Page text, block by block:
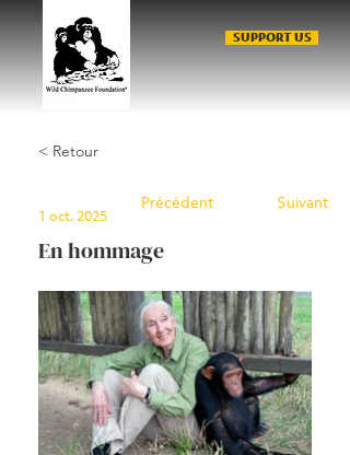
SUPPORT US
< Retour
En hommage
1 oct. 2025
Précédent Suivant